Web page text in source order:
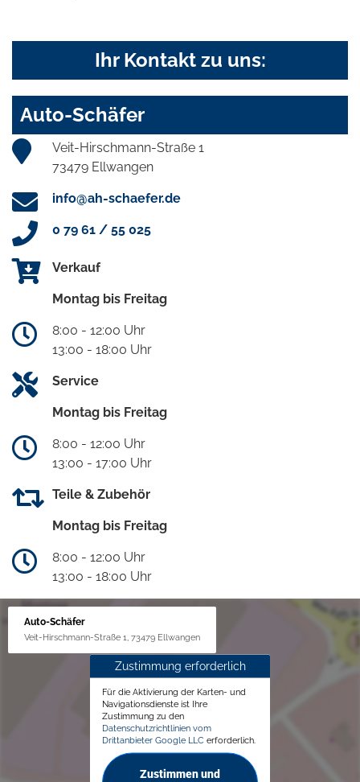
Ihr Kontakt zu uns:
Auto-Schäfer
Veit-Hirschmann-Straße 1
73479 Ellwangen
info@ah-schaefer.de
0 79 61 / 55 025
Verkauf
Montag bis Freitag
8:00 - 12:00 Uhr
13:00 - 18:00 Uhr
Service
Montag bis Freitag
8:00 - 12:00 Uhr
13:00 - 17:00 Uhr
Teile & Zubehör
Montag bis Freitag
8:00 - 12:00 Uhr
13:00 - 18:00 Uhr
Auto-Schäfer
Veit-Hirschmann-Straße 1, 73479 Ellwangen
Zustimmung erforderlich
Für die Aktivierung der Karten- und
Navigationsdienste ist Ihre
Zustimmung zu den
Datenschutzrichtlinien vom
Drittanbieter Google LLC erforderlich.
Zustimmen und